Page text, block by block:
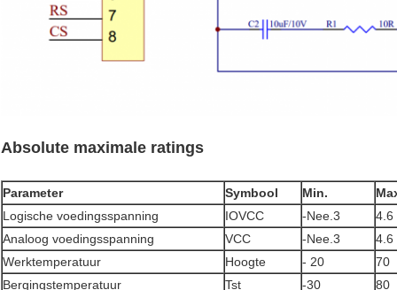
Absolute maximale ratings
Parameter Symbool Min.
Logische voedingsspanning
IOVCC -Nee.3
4.6
Analoog voedingsspanning
VCC -Nee.3
4.6
Werktemperatuur
Hoogte - 20
70
Bergingstemperatuur
Tst -30 80